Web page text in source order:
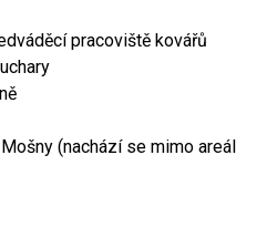
pracoviště kovářů
(nachází se mimo areál